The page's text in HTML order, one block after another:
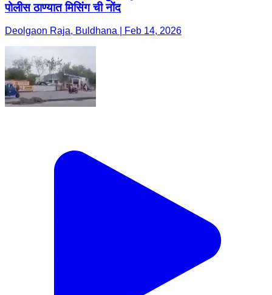
पोलीस ठाण्यात मिसिंग ची नोंद
Deolgaon Raja, Buldhana | Feb 14, 2026